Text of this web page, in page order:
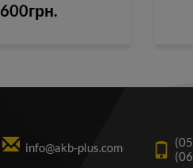
info@akb-plus.com